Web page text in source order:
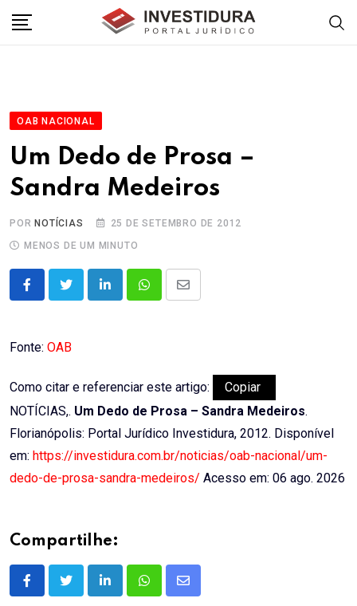
OAB NACIONAL
Um Dedo de Prosa –
Sandra Medeiros
POR NOTÍCIAS
25 DE SETEMBRO DE 2012
MENOS DE UM MINUTO
LinkedInWhatsappShare
Fonte: OAB
Como citar e referenciar este artigo:
Copiar
NOTÍCIAS,. Um Dedo de Prosa – Sandra Medeiros.
Florianópolis: Portal Jurídico Investidura, 2012. Disponível
em: https://investidura.com.br/noticias/oab-nacional/um-
dedo-de-prosa-sandra-medeiros/ Acesso em: 06 ago. 2026
Compartilhe:
LinkedInWhatsappShare